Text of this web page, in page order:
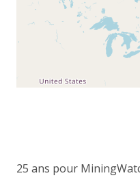
25 ans pour